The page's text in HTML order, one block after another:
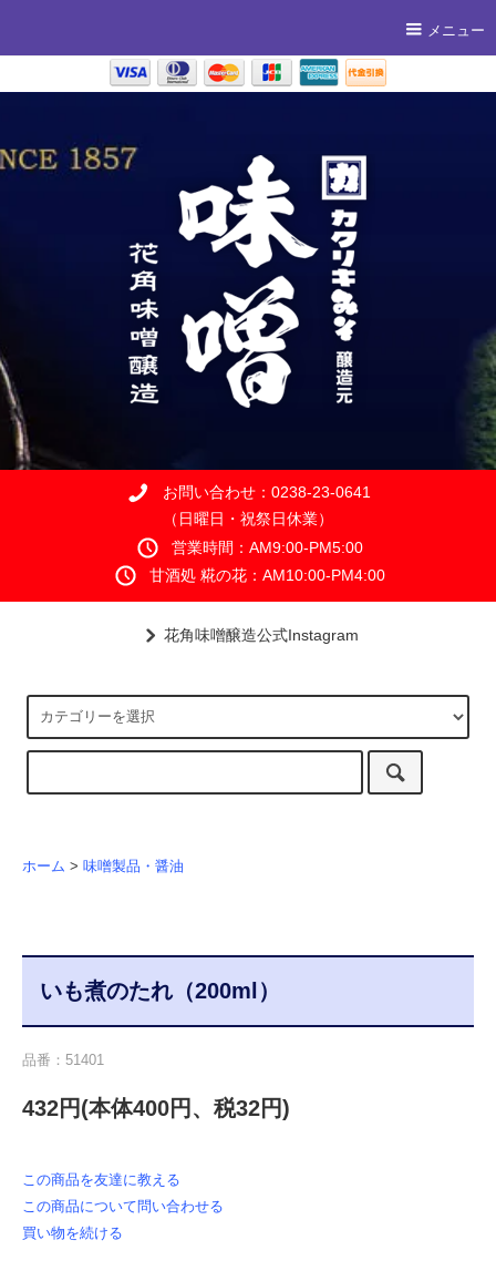
メニュー
お問い合わせ：0238-23-0641
（日曜日・祝祭日休業）
営業時間：AM9:00-PM5:00
甘酒処 糀の花：AM10:00-PM4:00
花角味噌醸造公式Instagram
ホーム > 味噌製品・醤油
いも煮のたれ（200ml）
品番：51401
432円(本体400円、税32円)
この商品を友達に教える
この商品について問い合わせる
買い物を続ける